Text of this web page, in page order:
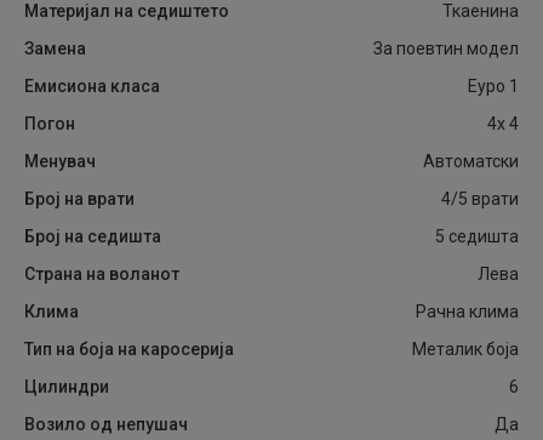
Материјал на седиштето
Ткаенина
Замена
За поевтин модел
Емисиона класа
Еуро 1
Погон
4x 4
Менувач
Автоматски
Број на врати
4/5 врати
Број на седишта
5 седишта
Страна на воланот
Лева
Клима
Рачна клима
Тип на боја на каросерија
Металик боја
Цилиндри
6
Возило од непушач
Да